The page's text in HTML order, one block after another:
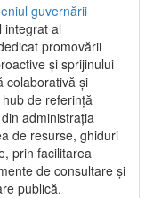
guvernării
integrat al
promovării
și sprijinului
colaborativă și
de referință
administrația
de resurse, ghiduri
prin facilitarea
de consultare și
publică.